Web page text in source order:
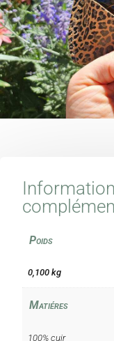
Poids
0,100 kg
Matiéres
100% cuir